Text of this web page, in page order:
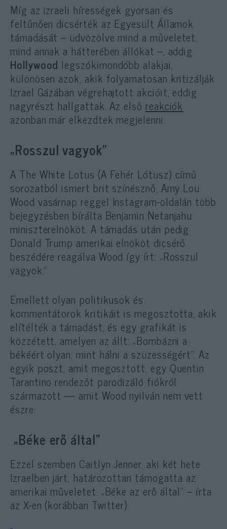
Míg az izraeli hírességek gyorsan és
feltűnően dicsérték az Egyesült Államok
támadását – üdvözölve mind a műveletet,
mind annak a hátterében állókat –, addig
Hollywood legszókimondóbb alakjai,
különösen azok, akik folyamatosan kritizálják
Izrael Gázában végrehajtott akcióit, eddig
nagyrészt hallgattak. Az első reakciók
azonban már elkezdtek megjelenni.
„Rosszul vagyok”
A The White Lotus (A Fehér Lótusz) című
sorozatból ismert brit színésznő, Amy Lou
Wood vasárnap reggel Instagram-oldalán több
bejegyzésben bírálta Benjamin Netanjahu
miniszterelnököt. A támadás után pedig
Donald Trump amerikai elnököt dicsérő
beszédére reagálva Wood így írt: „Rosszul
vagyok.”
Emellett olyan politikusok és
kommentátorok kritikáit is megosztotta, akik
elítélték a támadást, és egy grafikát is
közzétett, amelyen az állt: „Bombázni a
békéért olyan, mint hálni a szüzességért”. Az
egyik poszt, amit megosztott, egy Quentin
Tarantino rendezőt parodizáló fiókról
származott — amit Wood nyilván nem vett
észre.
„Béke erő által”
Ezzel szemben Caitlyn Jenner, aki két hete
Izraelben járt, határozottan támogatta az
amerikai műveletet. „Béke az erő által” – írta
az X-en (korábban Twitter).